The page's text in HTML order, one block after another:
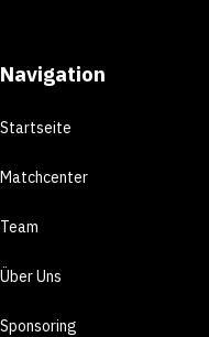
Navigation
Startseite
Matchcenter
Team
Über Uns
Sponsoring